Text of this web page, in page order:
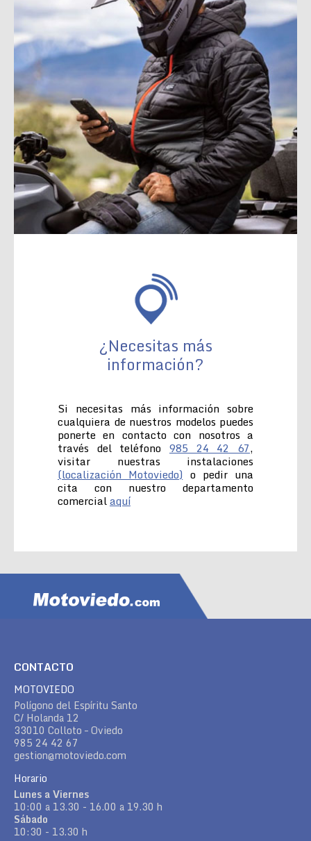
¿Necesitas más
información?
Si necesitas más información sobre
cualquiera de nuestros modelos puedes
ponerte en contacto con nosotros a
través del teléfono 985 24 42 67,
visitar nuestras instalaciones
(localización Motoviedo) o pedir una
cita con nuestro departamento
comercialaquí
CONTACTO
MOTOVIEDO
Polígono del Espíritu Santo
C/ Holanda 12
33010 Colloto – Oviedo
985 24 42 67
gestion@motoviedo.com
Horario
Lunes a Viernes
10:00 a 13.30 - 16.00 a 19.30 h
Sábado
10:30 - 13.30 h